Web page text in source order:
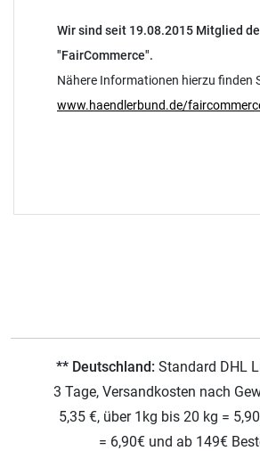
Wir sind seit 19.08.2015 Mitglied
"FairCommerce".
Nähere Informationen hierzu finden
www.haendlerbund.de/
** Deutschland: Standard DHL
3 Tage, Versandkosten nach
5,35 €, über 1kg bis 20 kg =
= 6,90€ und ab 149€